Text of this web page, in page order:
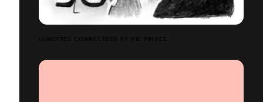
LUNETTES CONNECTÉES ET VIE PRIVÉE